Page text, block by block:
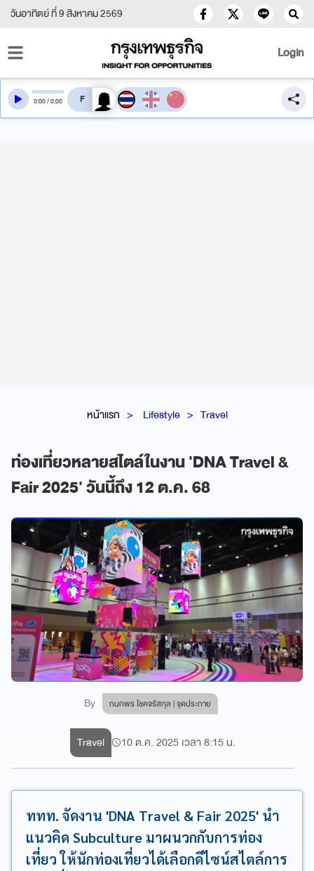
วันอาทิตย์ ที่ 9 สิงหาคม 2569
Login
หน้าแรก Lifestyle Travel
ท่องเที่ยวหลายสไตล์ในงาน 'DNA Travel &
Fair 2025' วันนี้ถึง 12 ต.ค. 68
By กนกพร โชคจรัสกุล | จุดประกาย
0:00/0:00 สลับเสียงอ่าน
Travel 10 ต.ค. 2025 เวลา 8:15 น.
ททท. จัดงาน 'DNA Travel & Fair 2025' นำ
แนวคิด Subculture มาผนวกกับการท่อง
เที่ยว ให้นักท่องเที่ยวได้เลือกดีไซน์สไตล์การ